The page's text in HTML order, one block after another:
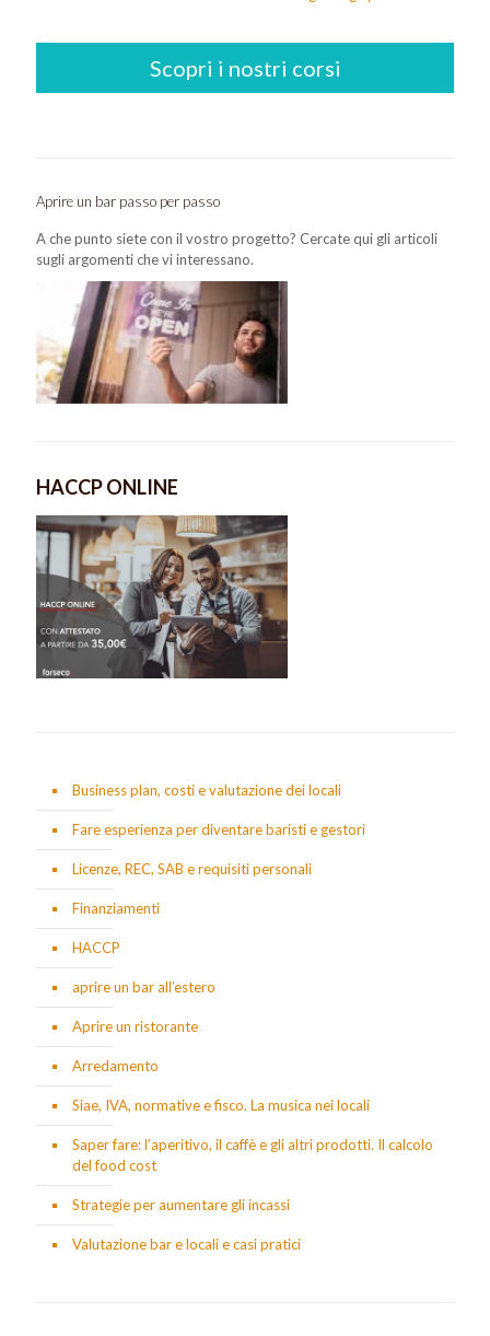
Scopri i nostri corsi
Aprire un bar passo per passo
A che punto siete con il vostro progetto? Cercate qui gli articoli
sugli argomenti che vi interessano.
HACCP ONLINE
Business plan, costi e valutazione dei locali
Fare esperienza per diventare baristi e gestori
Licenze, REC, SAB e requisiti personali
Finanziamenti
HACCP
aprire un bar all’estero
Aprire un ristorante
Arredamento
Siae, IVA, normative e fisco. La musica nei locali
Saper fare: l’aperitivo, il caffè e gli altri prodotti. Il calcolo
del food cost
Strategie per aumentare gli incassi
Valutazione bar e locali e casi pratici